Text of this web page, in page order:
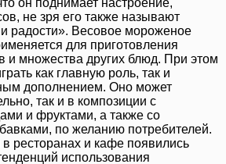
он поднимает настроение,
не зря его также называют
радости». Весовое мороженое
для приготовления
и множества других блюд. При этом
как главную роль, так и
дополнением. Оно может
так и в композиции с
и фруктами, а также со
по желанию потребителей.
ресторанах и кафе появились
использования